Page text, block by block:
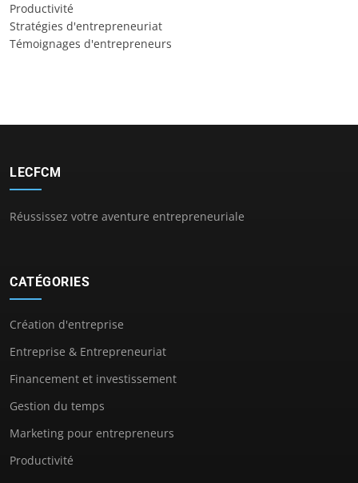
Productivité
Stratégies d'entrepreneuriat
Témoignages d'entrepreneurs
LECFCM
Réussissez votre aventure entrepreneuriale
CATÉGORIES
Création d'entreprise
Entreprise & Entrepreneuriat
Financement et investissement
Gestion du temps
Marketing pour entrepreneurs
Productivité